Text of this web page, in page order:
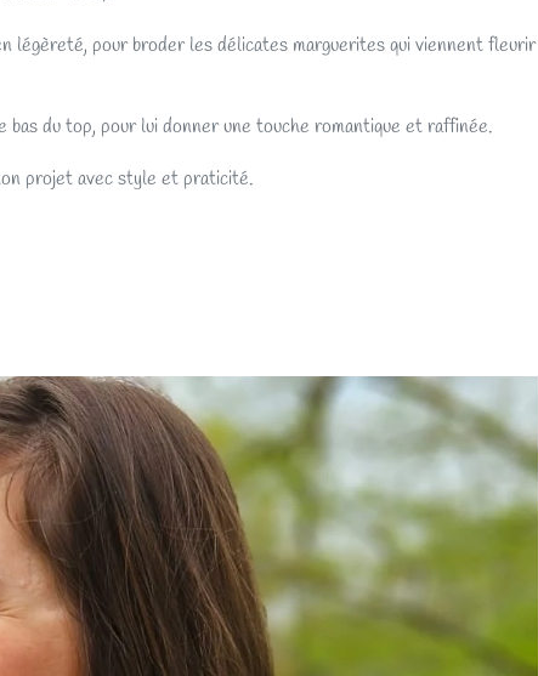
légèreté, pour broder les délicates marguerites qui viennent fleurir
bas du top, pour lui donner une touche romantique et raffinée.
projet avec style et praticité.